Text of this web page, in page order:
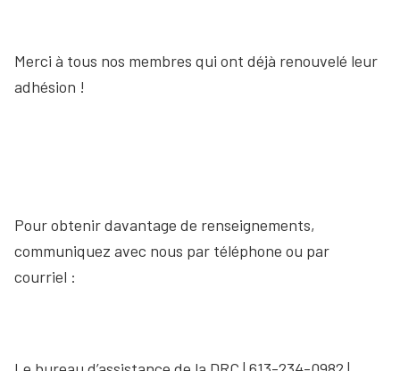
Merci à tous nos membres qui ont déjà renouvelé leur
adhésion !
Pour obtenir davantage de renseignements,
communiquez avec nous par téléphone ou par
courriel :